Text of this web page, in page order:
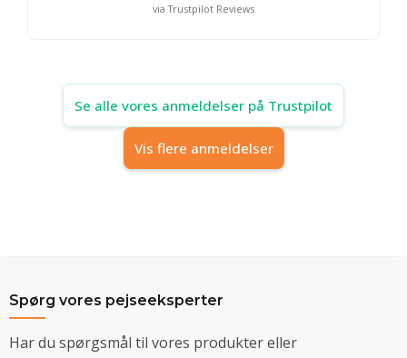
via Trustpilot Reviews
Se alle vores anmeldelser på Trustpilot
Vis flere anmeldelser
Spørg vores pejseeksperter
Har du spørgsmål til vores produkter eller